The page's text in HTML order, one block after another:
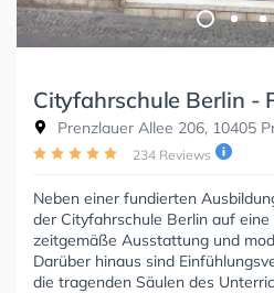
Cityfahrschule Berlin -
Prenzlauer Allee 206, 10405
234 Reviews
Neben einer fundierten
der Cityfahrschule Berlin auf
zeitgemäße Ausstattung und
Darüber hinaus sind
die tragenden Säulen des